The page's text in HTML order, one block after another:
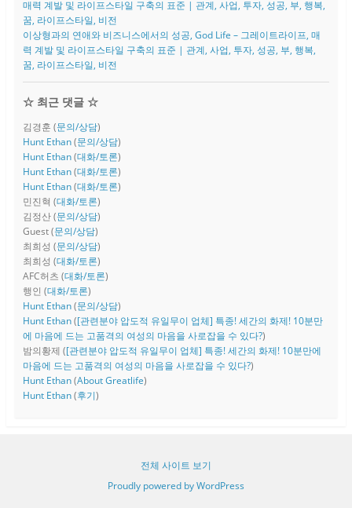
매력 계발 및 라이프스타일 구축의 표준 | 관계, 사업, 투자, 성공, 부, 행복,
꿈, 라이프스타일, 비전
이상형과의 연애와 비즈니스에서의 성공, God Life – 그레이트라이프, 매
력 계발 및 라이프스타일 구축의 표준 | 관계, 사업, 투자, 성공, 부, 행복,
꿈, 라이프스타일, 비전
☆ 최근 댓글 ☆
김경훈 (문의/상담)
Hunt Ethan(문의/상담)
Hunt Ethan(대화/토론)
Hunt Ethan(대화/토론)
Hunt Ethan(대화/토론)
민진혁 (대화/토론)
김정산(문의/상담)
Guest(문의/상담)
최희성 (문의/상담)
최희성 (대화/토론)
AFC허츠 (대화/토론)
행인 (대화/토론)
Hunt Ethan(문의/상담)
Hunt Ethan([관련분야 압도적 유일무이 업체] 특종! 세간의 화제! 10분만
에 마음에 드는 고품격의 여성의 마음을 사로잡을 수 있다?)
밤의황제 ([관련분야 압도적 유일무이 업체] 특종! 세간의 화제! 10분만에
마음에 드는 고품격의 여성의 마음을 사로잡을 수 있다?)
Hunt Ethan(About Greatlife)
Hunt Ethan(후기)
전체 사이트 보기
Proudly powered by WordPress